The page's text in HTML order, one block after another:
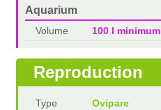
Aquarium
Volume 100 l minimum
Reproduction
Type Ovipare